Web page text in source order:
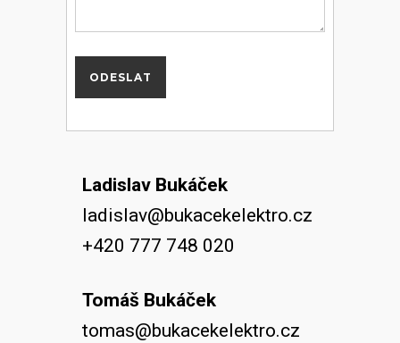
Ladislav Bukáček
ladislav@bukacekelektro.cz
+420 777 748 020
Tomáš Bukáček
tomas@bukacekelektro.cz